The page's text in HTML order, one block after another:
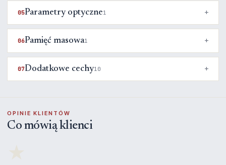
05Parametry optyczne1
06Pamięć masowa1
07Dodatkowe cechy10
OPINIE KLIENTÓW
Co mówią klienci